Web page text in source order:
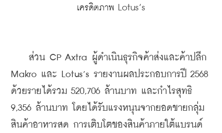
เครดิตภาพ Lotus’s
ส่วน CP Axtra ผู้ดำเนินธุรกิจค้าส่งและค้าปลีก
Makro และ Lotus’s รายงานผลประกอบการปี 2568
ด้วยรายได้รวม 520,706 ล้านบาท และกำไรสุทธิ
9,356 ล้านบาท โดยได้รับแรงหนุนจากยอดขายกลุ่ม
สินค้าอาหารสด การเติบโตของสินค้าภายใต้แบรนด์